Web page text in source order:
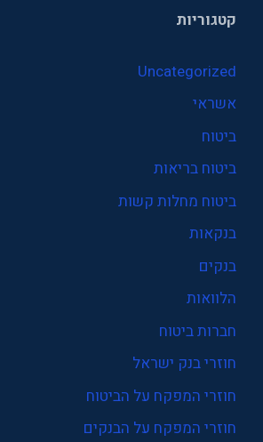
קטגוריות
Uncategorized
אשראי
ביטוח
ביטוח בריאות
ביטוח מחלות קשות
בנקאות
בנקים
הלוואות
חברות ביטוח
חוזרי בנק ישראל
חוזרי המפקח על הביטוח
חוזרי המפקח על הבנקים